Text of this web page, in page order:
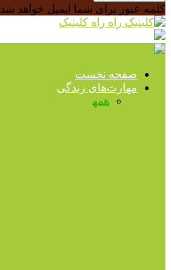
کلمه عبور برای شما ایمیل خواهد شد
راه کلینیک
صفحه نخست
مهارت‌های زندگی
همه